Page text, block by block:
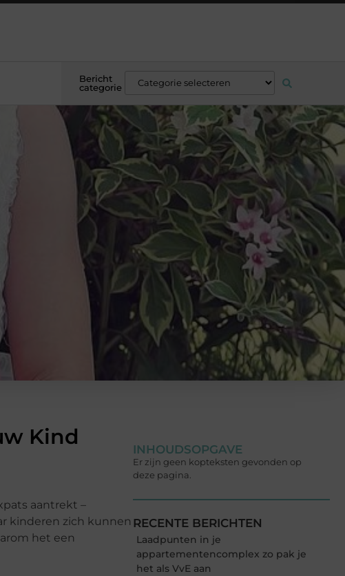
Bericht
categorie
Kind
aantrekt –
kinderen zich kunnen
het een
INHOUDSOPGAVE
Er zijn geen kopteksten gevonden op
deze pagina.
RECENTE BERICHTEN
Laadpunten in je
appartementencomplex zo pak je
het als VvE aan